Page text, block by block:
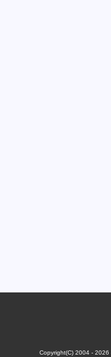
Copyright(C) 2004 - 2026